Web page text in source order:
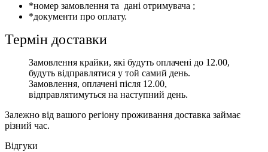
*номер замовлення та дані отримувача ;
*документи про оплату.
Термін доставки
Замовлення крайки, які будуть оплачені до 12.00,
будуть відправлятися у той самий день.
Замовлення, оплачені після 12.00,
відправлятимуться на наступний день.
Залежно від вашого регіону проживання доставка займає
різний час.
Відгуки